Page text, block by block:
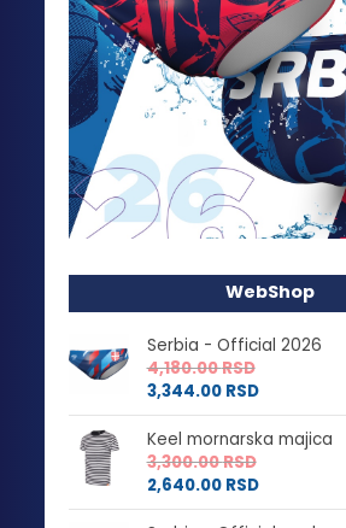
WebShop
Serbia - Official 2026
4,180.00RSD
3,344.00 RSD
Keel mornarska majica
3,300.00RSD
2,640.00 RSD